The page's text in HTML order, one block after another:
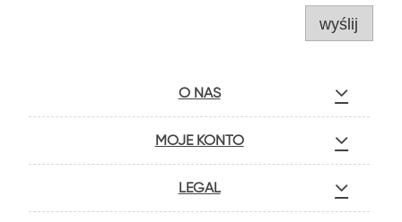
wyślij
O NAS
MOJE KONTO
LEGAL